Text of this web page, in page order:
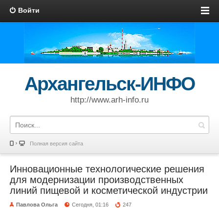
Войти
Архангельск-ИНФО
http://www.arh-info.ru
Полная версия сайта
Инновационные технологические решения
для модернизации производственных
линий пищевой и косметической индустрии
Павлова Ольга Сегодня, 01:16 247